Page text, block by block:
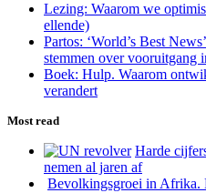
Lezing: Waarom we
ellende)
Partos: ‘World’s Best
stemmen over vooruitgang
Boek: Hulp. Waarom
verandert
Most read
Harde
nemen al jaren af
Bevolkingsgroei in Afrika.